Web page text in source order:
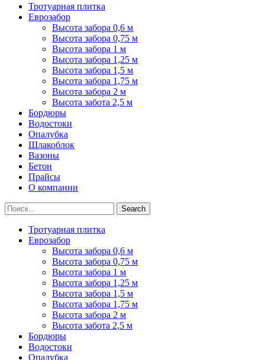
Тротуарная плитка
Еврозабор
Высота забора 0,6 м
Высота забора 0,75 м
Высота забора 1 м
Высота забора 1,25 м
Высота забора 1,5 м
Высота забора 1,75 м
Высота забора 2 м
Высота забота 2,5 м
Бордюры
Водостоки
Опалубка
Шлакоблок
Вазоны
Бетон
Прайсы
О компании
Search
Тротуарная плитка
Еврозабор
Высота забора 0,6 м
Высота забора 0,75 м
Высота забора 1 м
Высота забора 1,25 м
Высота забора 1,5 м
Высота забора 1,75 м
Высота забора 2 м
Высота забота 2,5 м
Бордюры
Водостоки
Опалубка